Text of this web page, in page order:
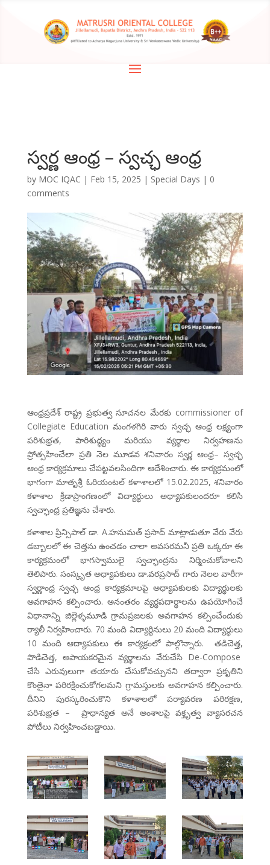
స్వర్ణ ఆంధ్ర – స్వచ్ఛ ఆంధ్ర
by MOC IQAC | Feb 15, 2025 | Special Days | 0
comments
ఆంధ్రప్రదేశ్ రాష్ట్ర ప్రభుత్వ సూచనల మేరకు commissioner of
Collegiate Education మంగళగిరి వారు స్వచ్ఛ ఆంధ్ర లక్ష్యంగా
పరిశుభ్రత, పారిశుద్ధ్యం మరియు వ్యర్థాల నిర్వహణను
ప్రోత్సహించేలా ప్రతి నెల మూడవ శనివారం స్వర్ణ ఆంధ్ర– స్వచ్ఛ
ఆంధ్ర కార్యక్రమాలు చేపట్టవలసిందిగా ఆదేశించారు. ఈ కార్యక్రమంలో
భాగంగా మాతృశ్రీ ఓరియంటల్ కళాశాలలో 15.02.2025, శనివారం
కళాశాల క్రీడాప్రాంగణంలో విద్యార్థులు అధ్యాపకులందరూ కలిసి
స్వచ్ఛాంధ్ర ప్రతిజ్ఞను చేశారు.
కళాశాల ప్రిన్సిపాల్ డా. A.హనుమత్ ప్రసాద్ మాట్లాడుతూ వేరు వేరు
డబ్బాలలో ఈ చెత్తను ఉంచడం చాలా అవసరమనీ ప్రతి ఒక్కరూ ఈ
కార్యక్రమంలో భాగస్వాములై స్వచ్ఛాంద్రను నిర్మించుకోవాలని
తెలిపారు. సంస్కృత అధ్యాపకులు డా.వరప్రసాద్ గారు నెలల వారీగా
స్వర్ణాంధ్ర స్వచ్ఛ ఆంధ్ర కార్యక్రమాలపై అధ్యాపకులకు విద్యార్థులకు
అవగాహన కల్పించారు. అనంతరం వ్యర్థపదార్థాలను ఉపయోగించే
విధానాన్ని జిల్లెళ్ళమూడి గ్రామప్రజలకు అవగాహన కల్పించేందుకు
ర్యాలీ నిర్వహించారు. 70 మంది విద్యార్ధినులు 20 మంది విద్యార్ధులు
10 మంది ఆద్యాపకులు ఈ కార్యక్రంలో పాల్గొన్నారు. తడిచెత్త,
పొడిచెత్త, అపాయకరమైన వ్యర్థాలను వేరుచేసి De-Compose
చేసి ఎరువులుగా తయారు చేసుకోవచ్చునని తద్వారా ప్రకృతిని
కొంతైనా పరిరక్షించుకోగలమని గ్రామస్తులకు అవగాహన కల్పించారు.
దీనిని పురస్కరించుకొని కళాశాలలో పర్యావరణ పరిరక్షణ,
పరిశుభ్రత – ప్రాధాన్యత అనే అంశాలపై వక్తృత్వ వ్యాసరచన
పోటీలు నిర్వహించబడ్డాయి.